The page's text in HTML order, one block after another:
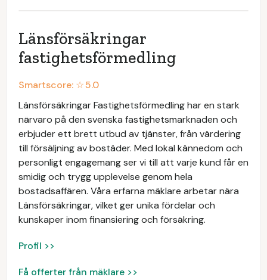
Länsförsäkringar
fastighetsförmedling
Smartscore: ☆5.0
Länsförsäkringar Fastighetsförmedling har en stark
närvaro på den svenska fastighetsmarknaden och
erbjuder ett brett utbud av tjänster, från värdering
till försäljning av bostäder. Med lokal kännedom och
personligt engagemang ser vi till att varje kund får en
smidig och trygg upplevelse genom hela
bostadsaffären. Våra erfarna mäklare arbetar nära
Länsförsäkringar, vilket ger unika fördelar och
kunskaper inom finansiering och försäkring.
Profil >>
Få offerter från mäklare >>